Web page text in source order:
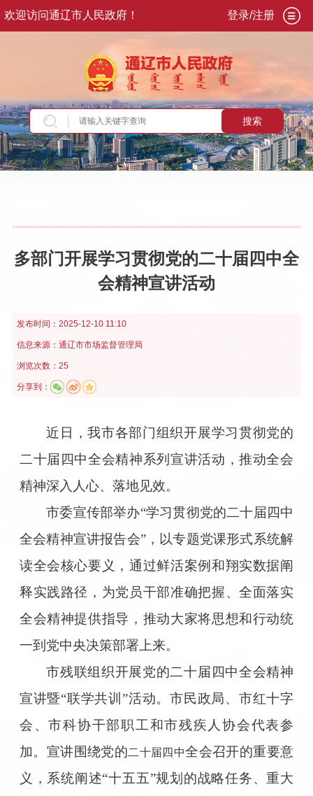
欢迎访问通辽市人民政府！ 登录/注册
搜索
当前位置：首页>专题专栏>学习贯彻党的二十
多部门开展学习贯彻党的二十届四中全
会精神宣讲活动
发布时间： 2025-12-10 11:10
信息来源： 通辽市市场监督管理局
浏览次数：25
分享到：
近日，我市各部门组织开展学习贯彻党的
二十届四中全会精神系列宣讲活动，推动全会
精神深入人心、落地见效。
市委宣传部举办“学习贯彻党的二十届四中
全会精神宣讲报告会”，以专题党课形式系统解
读全会核心要义，通过鲜活案例和翔实数据阐
释实践路径，为党员干部准确把握、全面落实
全会精神提供指导，推动大家将思想和行动统
一到党中央决策部署上来。
市残联组织开展党的二十届四中全会精神
宣讲暨“联学共训”活动。市民政局、市红十字
会、市科协干部职工和市残疾人协会代表参
加。宣讲围绕党的二十届四中全会召开的重要意
义，系统阐述“十五五”规划的战略任务、重大